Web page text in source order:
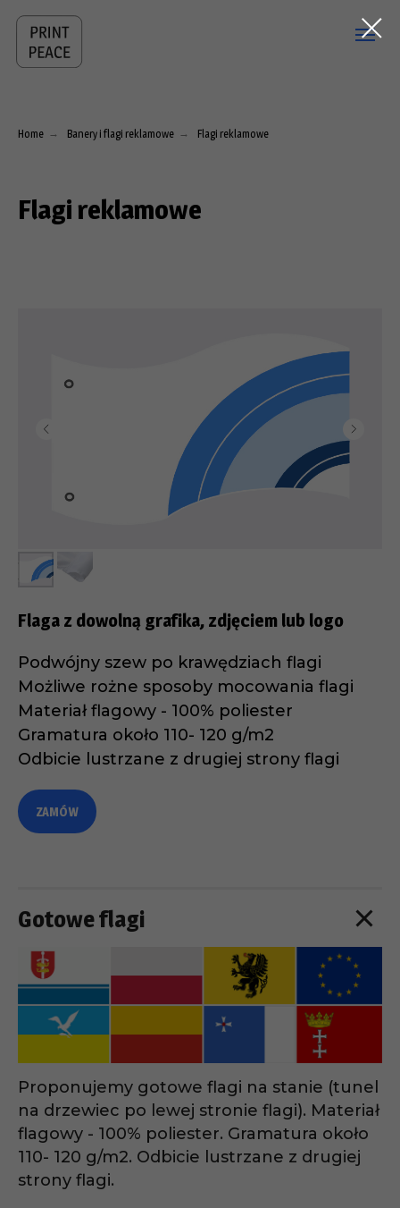
Home → Banery i flagi reklamowe → Flagi reklamowe
Flagi reklamowe
Flaga z dowolną grafika, zdjęciem lub logo
Podwójny szew po krawędziach flagi
Możliwe rożne sposoby mocowania flagi
Materiał flagowy - 100% poliester
Gramatura około 110- 120 g/m2
Odbicie lustrzane z drugiej strony flagi
ZAMÓW
Gotowe flagi
Proponujemy gotowe flagi na stanie (tunel
na drzewiec po lewej stronie flagi). Materiał
flagowy - 100% poliester. Gramatura około
110- 120 g/m2. Odbicie lustrzane z drugiej
strony flagi.